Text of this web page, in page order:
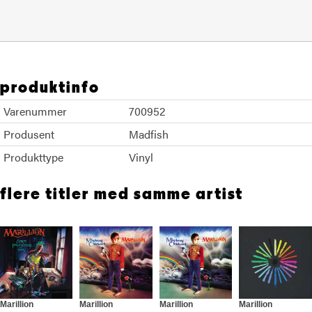
produktinfo
Varenummer
700952
Produsent
Madfish
Produkttype
Vinyl
flere titler med samme artist
Marillion
Marillion
Marillion
Marillion